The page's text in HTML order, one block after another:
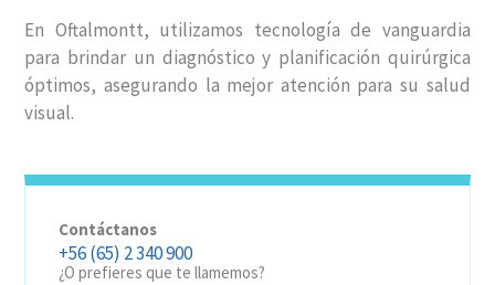
En Oftalmontt, utilizamos tecnología de vanguardia
para brindar un diagnóstico y planificación quirúrgica
óptimos, asegurando la mejor atención para su salud
visual.
Contáctanos
+56 (65) 2 340 900
¿O prefieres que te llamemos?